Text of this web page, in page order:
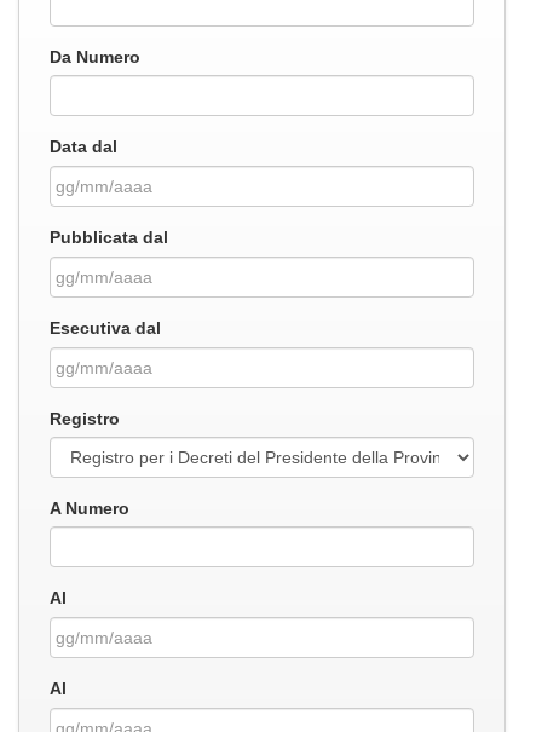
Da Numero
Data dal
Pubblicata dal
Esecutiva dal
Registro
A Numero
Al
Al